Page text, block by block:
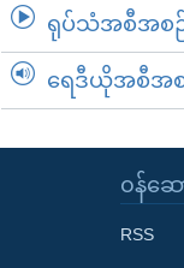
ရုပ်သံအစီအစဉ်
ရေဒီယိုအစီအစ
၀န်ဆေ
RSS